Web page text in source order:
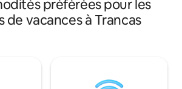
rôtissoire pour les
dispose de 2
avec un lit
Garage couvert pour
préférées pour les
de vacances à Trancas